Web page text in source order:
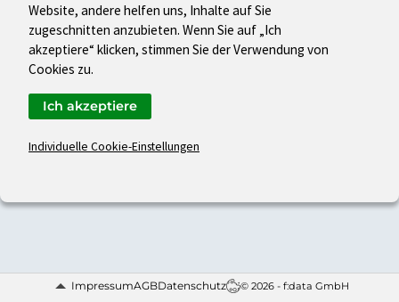
ImpressumAGBDatenschutz © 2026 - f:data GmbH
Website, andere helfen uns, Inhalte auf Sie
zugeschnitten anzubieten. Wenn Sie auf „Ich
akzeptiere“ klicken, stimmen Sie der Verwendung von
Cookies zu.
Individuelle Cookie-Einstellungen
Ich akzeptiere